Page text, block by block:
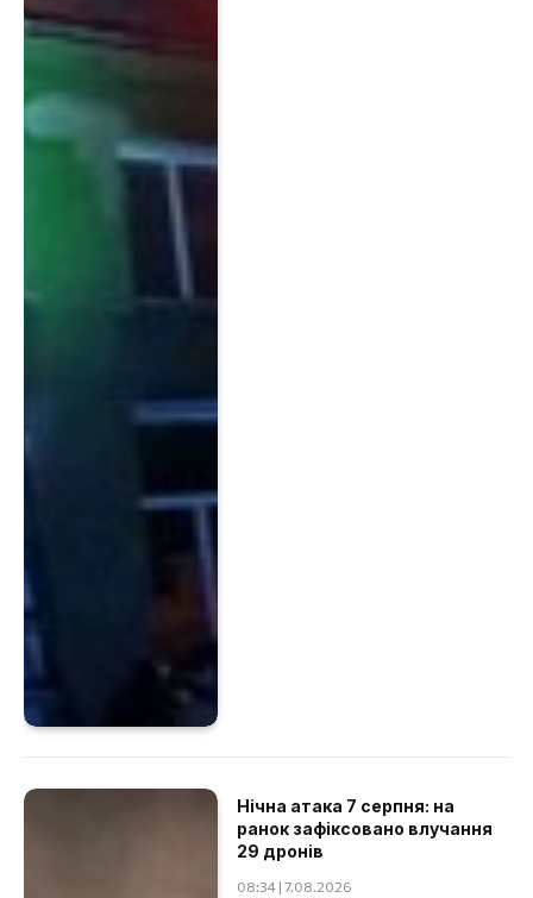
Нічна атака 7 серпня: на
ранок зафіксовано влучання
29 дронів
08:34 | 7.08.2026